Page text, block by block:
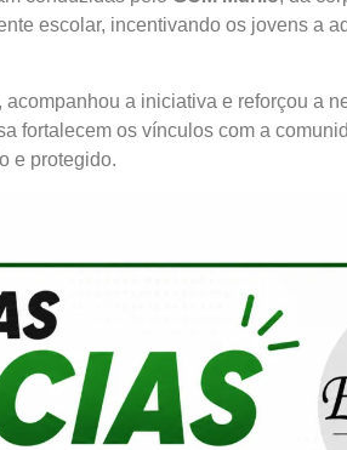
escolar, incentivando os jovens a
a iniciativa e reforçou a
fortalecem os vínculos com a
e protegido.